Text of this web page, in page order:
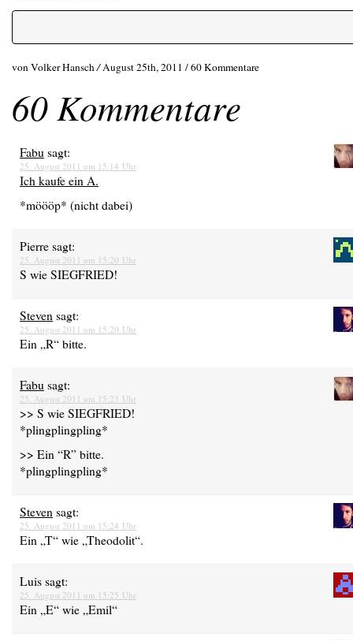
von Volker Hansch/August 25th, 2011 /60 Kommentare
60 Kommentare
Fabu sagt:
25. August 2011 um 15:14 Uhr
Ich kaufe ein A.
*möööp* (nicht dabei)
Pierresagt:
25. August 2011 um 15:20 Uhr
S wie SIEGFRIED!
Steven sagt:
25. August 2011 um 15:20 Uhr
Ein „R“ bitte.
Fabu sagt:
25. August 2011 um 15:23 Uhr
>> S wie SIEGFRIED!
*plingplingpling*
>> Ein “R” bitte.
*plingplingpling*
Steven sagt:
25. August 2011 um 15:24 Uhr
Ein „T“ wie „Theodolit“.
Luissagt:
25. August 2011 um 15:25 Uhr
Ein „E“ wie „Emil“